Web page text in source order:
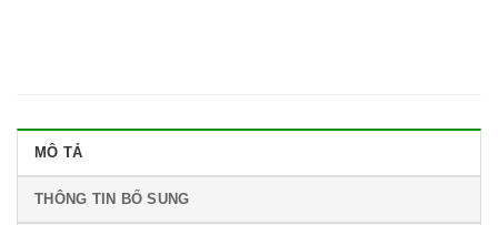
MÔ TẢ
THÔNG TIN BỔ SUNG